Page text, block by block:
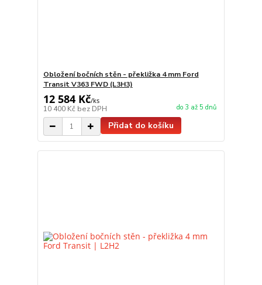
Obložení bočních stěn - překližka 4 mm Ford
Transit V363 FWD (L3H3)
12 584 Kč/ks
10 400 Kč bez DPH do 3 až 5 dnů
Přidat do košíku